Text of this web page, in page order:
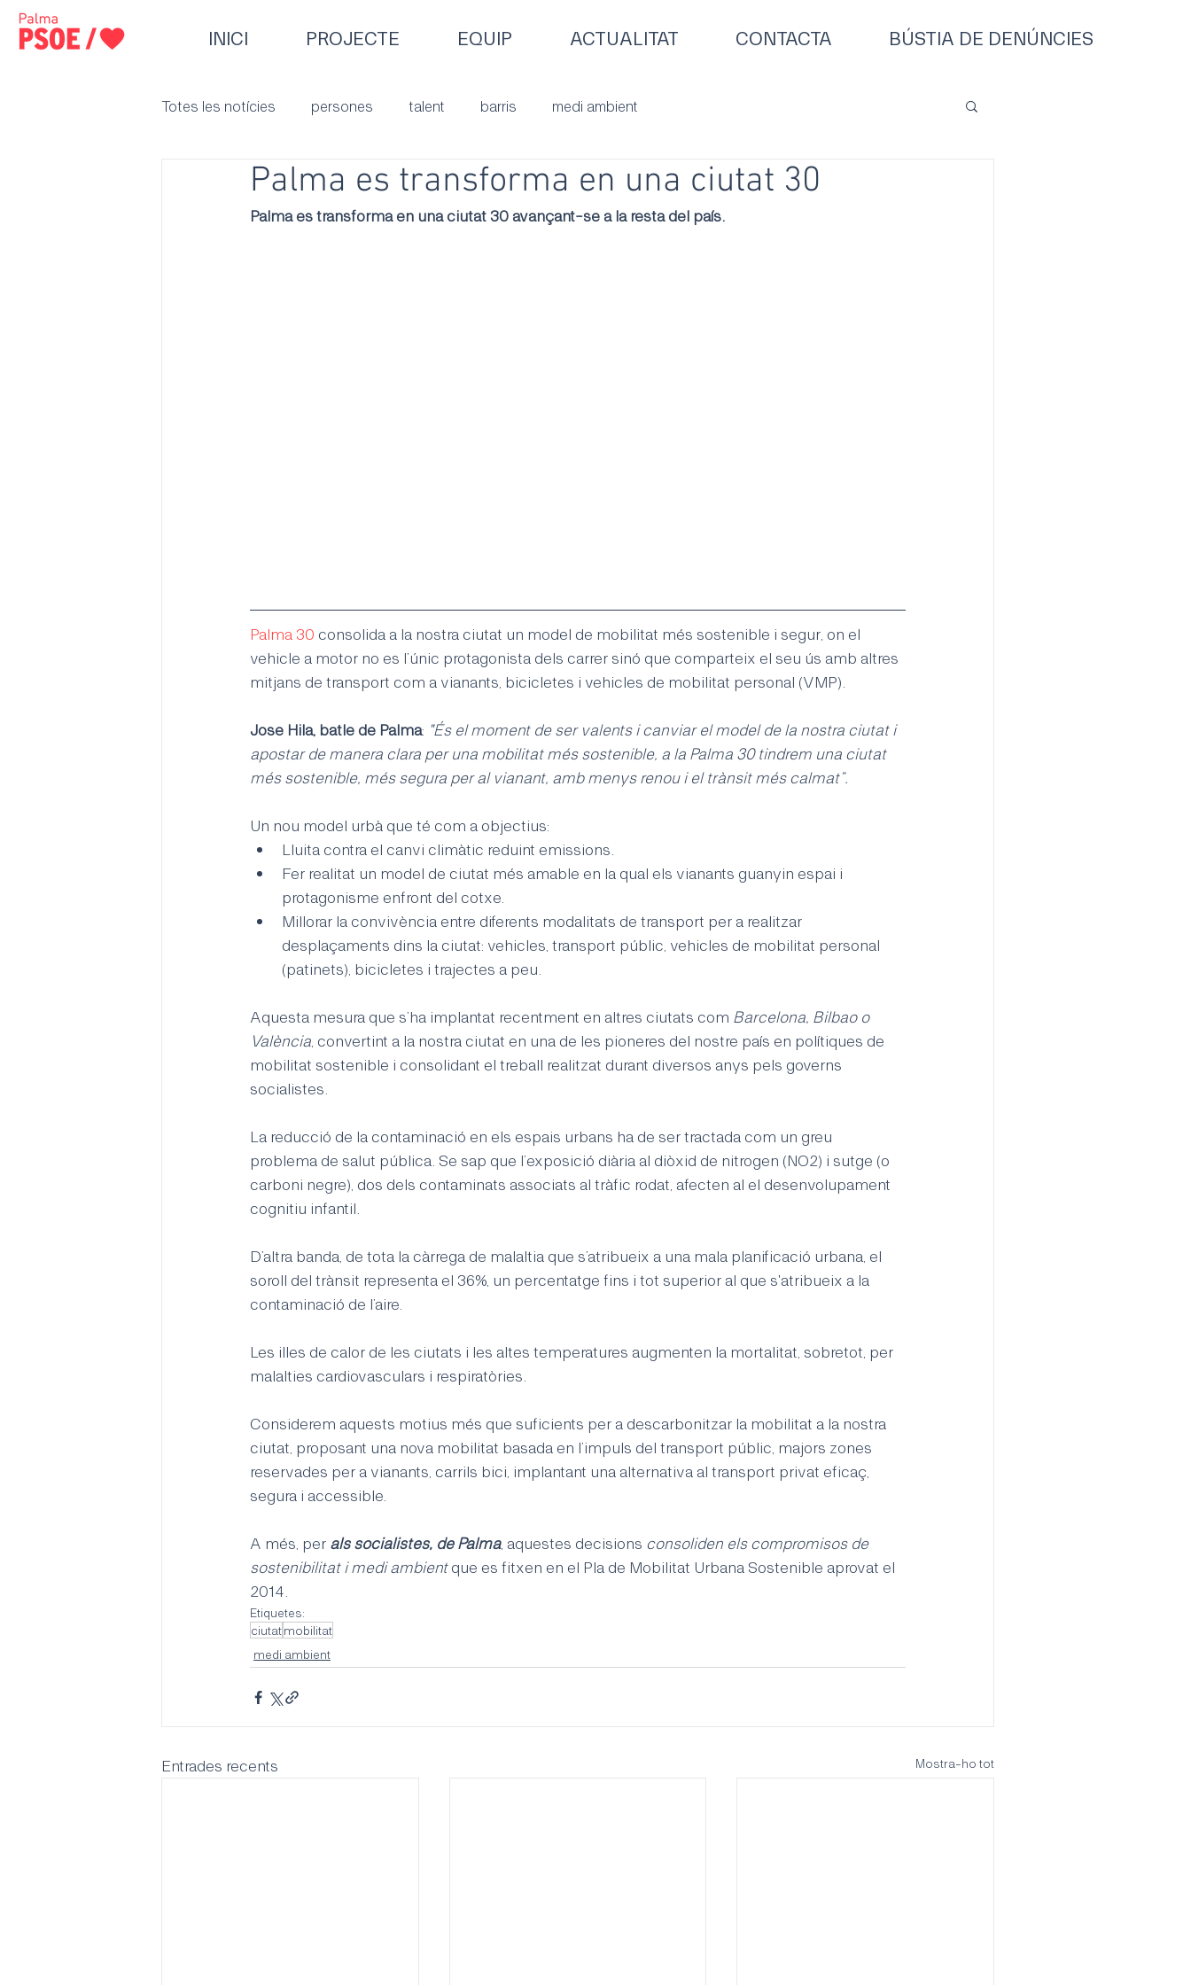
INICI PROJECTE EQUIP ACTUALITAT CONTACTA BÚSTIA DE DENÚNCIES
Totes les notícies persones talent barris medi ambient
Palma es transforma en una ciutat 30
Palma es transforma en una ciutat 30 avançant-se a la resta del país.
Palma 30 consolida a la nostra ciutat un model de mobilitat més sostenible i segur, on el
vehicle a motor no es l’únic protagonista dels carrer sinó que comparteix el seu ús amb altres
mitjans de transport com a vianants, bicicletes i vehicles de mobilitat personal (VMP).
Jose Hila, batle de Palma: "És el moment de ser valents i canviar el model de la nostra ciutat i
apostar de manera clara per una mobilitat més sostenible, a la Palma 30 tindrem una ciutat
més sostenible, més segura per al vianant, amb menys renou i el trànsit més calmat”.
Un nou model urbà que té com a objectius:
Lluita contra el canvi climàtic reduint emissions.
Fer realitat un model de ciutat més amable en la qual els vianants guanyin espai i
protagonisme enfront del cotxe.
Millorar la convivència entre diferents modalitats de transport per a realitzar
desplaçaments dins la ciutat: vehicles, transport públic, vehicles de mobilitat personal
(patinets), bicicletes i trajectes a peu.
Aquesta mesura que s’ha implantat recentment en altres ciutats com Barcelona, Bilbao o
València , convertint a la nostra ciutat en una de les pioneres del nostre país en polítiques de
mobilitat sostenible i consolidant el treball realitzat durant diversos anys pels governs
socialistes.
La reducció de la contaminació en els espais urbans ha de ser tractada com un greu
problema de salut pública. Se sap que l’exposició diària al diòxid de nitrogen (NO2) i sutge (o
carboni negre), dos dels contaminats associats al tràfic rodat, afecten al el desenvolupament
cognitiu infantil.
D’altra banda, de tota la càrrega de malaltia que s’atribueix a una mala planificació urbana, el
soroll del trànsit representa el 36%, un percentatge fins i tot superior al que s'atribueix a la
contaminació de l’aire.
Les illes de calor de les ciutats i les altes temperatures augmenten la mortalitat, sobretot, per
malalties cardiovasculars i respiratòries.
Considerem aquests motius més que suficients per a descarbonitzar la mobilitat a la nostra
ciutat, proposant una nova mobilitat basada en l’impuls del transport públic, majors zones
reservades per a vianants, carrils bici, implantant una alternativa al transport privat eficaç,
segura i accessible.
A més, per als socialistes, de Palma, aquestes decisions consoliden els compromisos de
sostenibilitat i medi ambient que es fitxen en el Pla de Mobilitat Urbana Sostenible aprovat el
2014.
Etiquetes:
ciutatmobilitat
medi ambient
Entrades recents Mostra-ho tot